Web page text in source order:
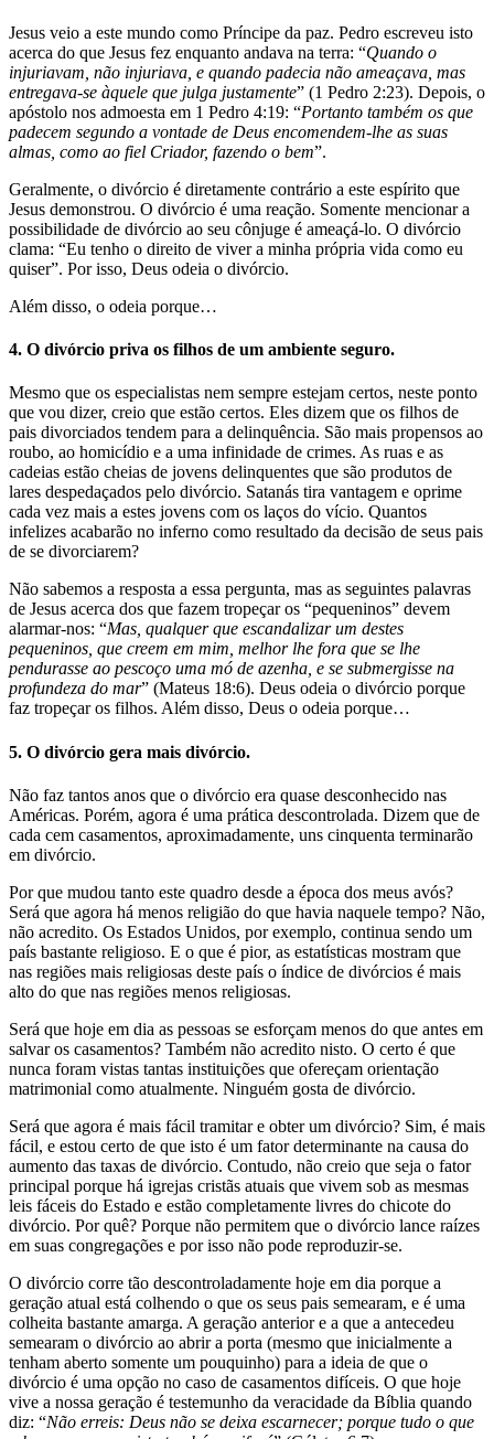
Jesus veio a este mundo como Príncipe da paz. Pedro escreveu isto
acerca do que Jesus fez enquanto andava na terra: “Quando o
injuriavam, não injuriava, e quando padecia não ameaçava, mas
entregava-se àquele que julga justamente” (1 Pedro 2:23). Depois, o
apóstolo nos admoesta em 1 Pedro 4:19: “Portanto também os que
padecem segundo a vontade de Deus encomendem-lhe as suas
almas, como ao fiel Criador, fazendo o bem”.
Geralmente, o divórcio é diretamente contrário a este espírito que
Jesus demonstrou. O divórcio é uma reação. Somente mencionar a
possibilidade de divórcio ao seu cônjuge é ameaçá-lo. O divórcio
clama: “Eu tenho o direito de viver a minha própria vida como eu
quiser”. Por isso, Deus odeia o divórcio.
Além disso, o odeia porque…
4. O divórcio priva os filhos de um ambiente seguro.
Mesmo que os especialistas nem sempre estejam certos, neste ponto
que vou dizer, creio que estão certos. Eles dizem que os filhos de
pais divorciados tendem para a delinquência. São mais propensos ao
roubo, ao homicídio e a uma infinidade de crimes. As ruas e as
cadeias estão cheias de jovens delinquentes que são produtos de
lares despedaçados pelo divórcio. Satanás tira vantagem e oprime
cada vez mais a estes jovens com os laços do vício. Quantos
infelizes acabarão no inferno como resultado da decisão de seus pais
de se divorciarem?
Não sabemos a resposta a essa pergunta, mas as seguintes palavras
de Jesus acerca dos que fazem tropeçar os “pequeninos” devem
alarmar-nos: “Mas, qualquer que escandalizar um destes
pequeninos, que creem em mim, melhor lhe fora que se lhe
pendurasse ao pescoço uma mó de azenha, e se submergisse na
profundeza do mar” (Mateus 18:6). Deus odeia o divórcio porque
faz tropeçar os filhos. Além disso, Deus o odeia porque…
5. O divórcio gera mais divórcio.
Não faz tantos anos que o divórcio era quase desconhecido nas
Américas. Porém, agora é uma prática descontrolada. Dizem que de
cada cem casamentos, aproximadamente, uns cinquenta terminarão
em divórcio.
Por que mudou tanto este quadro desde a época dos meus avós?
Será que agora há menos religião do que havia naquele tempo? Não,
não acredito. Os Estados Unidos, por exemplo, continua sendo um
país bastante religioso. E o que é pior, as estatísticas mostram que
nas regiões mais religiosas deste país o índice de divórcios é mais
alto do que nas regiões menos religiosas.
Será que hoje em dia as pessoas se esforçam menos do que antes em
salvar os casamentos? Também não acredito nisto. O certo é que
nunca foram vistas tantas instituições que ofereçam orientação
matrimonial como atualmente. Ninguém gosta de divórcio.
Será que agora é mais fácil tramitar e obter um divórcio? Sim, é mais
fácil, e estou certo de que isto é um fator determinante na causa do
aumento das taxas de divórcio. Contudo, não creio que seja o fator
principal porque há igrejas cristãs atuais que vivem sob as mesmas
leis fáceis do Estado e estão completamente livres do chicote do
divórcio. Por quê? Porque não permitem que o divórcio lance raízes
em suas congregações e por isso não pode reproduzir-se.
O divórcio corre tão descontroladamente hoje em dia porque a
geração atual está colhendo o que os seus pais semearam, e é uma
colheita bastante amarga. A geração anterior e a que a antecedeu
semearam o divórcio ao abrir a porta (mesmo que inicialmente a
tenham aberto somente um pouquinho) para a ideia de que o
divórcio é uma opção no caso de casamentos difíceis. O que hoje
vive a nossa geração é testemunho da veracidade da Bíblia quando
diz: “Não erreis: Deus não se deixa escarnecer; porque tudo o que